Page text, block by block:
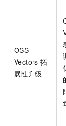
OSS
Vectors 拓
展性升级